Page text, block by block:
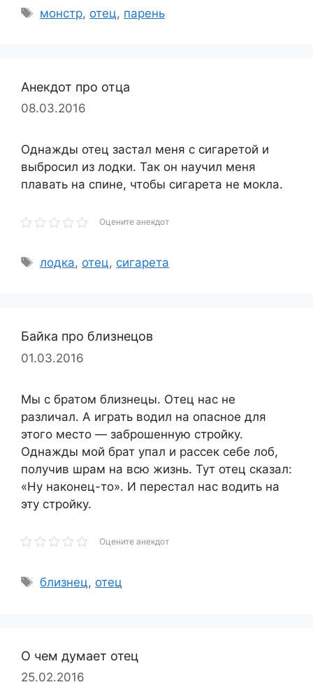
Метки
монстр, отец, парень
Анекдот про отца
08.03.2016
Однажды отец застал меня с сигаретой и
выбросил из лодки. Так он научил меня
плавать на спине, чтобы сигарета не мокла.
Оцените анекдот
Метки
лодка, отец, сигарета
Байка про близнецов
01.03.2016
Мы с братом близнецы. Отец нас не
различал. А играть водил на опасное для
этого место — заброшенную стройку.
Однажды мой брат упал и рассек себе лоб,
получив шрам на всю жизнь. Тут отец сказал:
«Ну наконец-то». И перестал нас водить на
эту стройку.
Оцените анекдот
Метки
близнец, отец
О чем думает отец
25.02.2016